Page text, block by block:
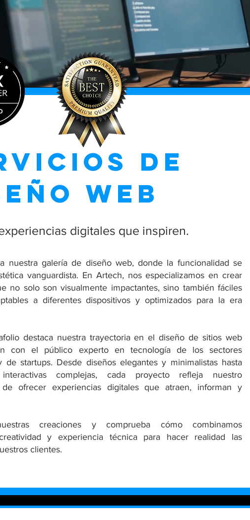
de
web
digitales que inspiren.
nuestra galería de diseño web, donde la funcionalidad se
vanguardista. En Artech, nos especializamos en crear
no solo son visualmente impactantes, sino también fáciles
a diferentes dispositivos y optimizados para la era
destaca nuestra trayectoria en el diseño de sitios web
con el público experto en tecnología de los sectores
de startups. Desde diseños elegantes y minimalistas hasta
interactivas complejas, cada proyecto refleja nuestro
de ofrecer experiencias digitales que atraen, informan y
creaciones y comprueba cómo combinamos
y experiencia técnica para hacer realidad las
clientes.